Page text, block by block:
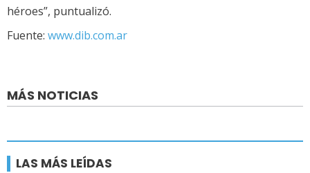
héroes”, puntualizó.
Fuente: www.dib.com.ar
MÁS NOTICIAS
LAS MÁS LEÍDAS